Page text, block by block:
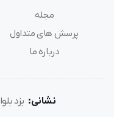
مجله
پرسش های متداول
درباره ما
نشانی: یزد